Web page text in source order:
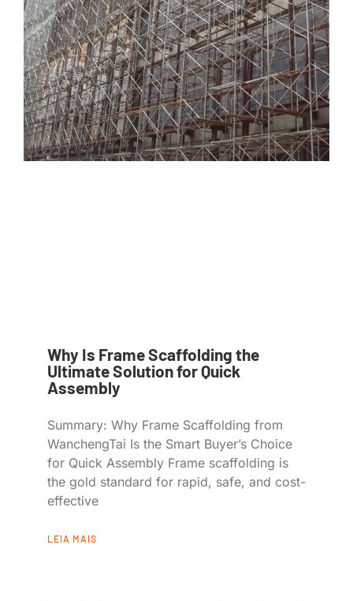
Why Is Frame Scaffolding the
Ultimate Solution for Quick
Assembly
Summary: Why Frame Scaffolding from
WanchengTai Is the Smart Buyer’s Choice
for Quick Assembly Frame scaffolding is
the gold standard for rapid, safe, and cost-
effective
LEIA MAIS